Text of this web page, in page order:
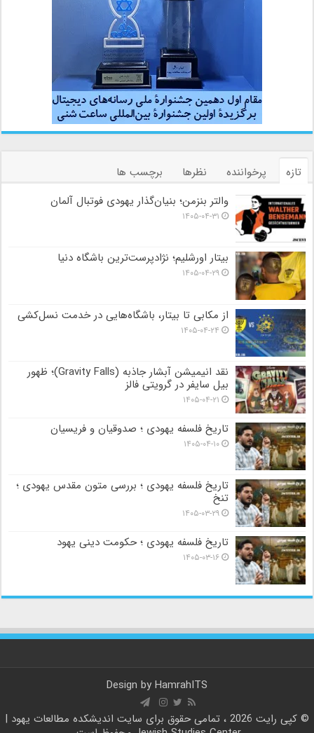
تازه پرخواننده نظرها
برچسب ها
والتر بنزمن؛ بنیان‌گذار یهودی فوتبال آلمان
۱۴۰۵-۰۴-۳۱
بیتار اورشلیم؛ نژادپرست‌ترین باشگاه دنیا
۱۴۰۵-۰۴-۲۹
از مکابی تا بیتار، باشگاه‌هایی در خدمت نسل‌کشی
۱۴۰۵-۰۴-۲۴
نقد انیمیشن آبشار جاذبه (Gravity Falls)؛ ظهور
بیل سایفر در گرویتی فالز
۱۴۰۵-۰۴-۲۱
تاریخ فلسفه یهودی ؛ صدوقیان و فریسیان
۱۴۰۵-۰۴-۱۰
تاریخ فلسفه یهودی ؛ بررسی متون مقدس یهودی ؛
تنخ
۱۴۰۵-۰۳-۲۹
تاریخ فلسفه یهودی ؛ حکومت دینی یهود
۱۴۰۵-۰۳-۱۶
Design by HamrahITS
© کپی رایت 2026 ، تمامی حقوق برای سایت
اندیشکده مطالعات یهود |